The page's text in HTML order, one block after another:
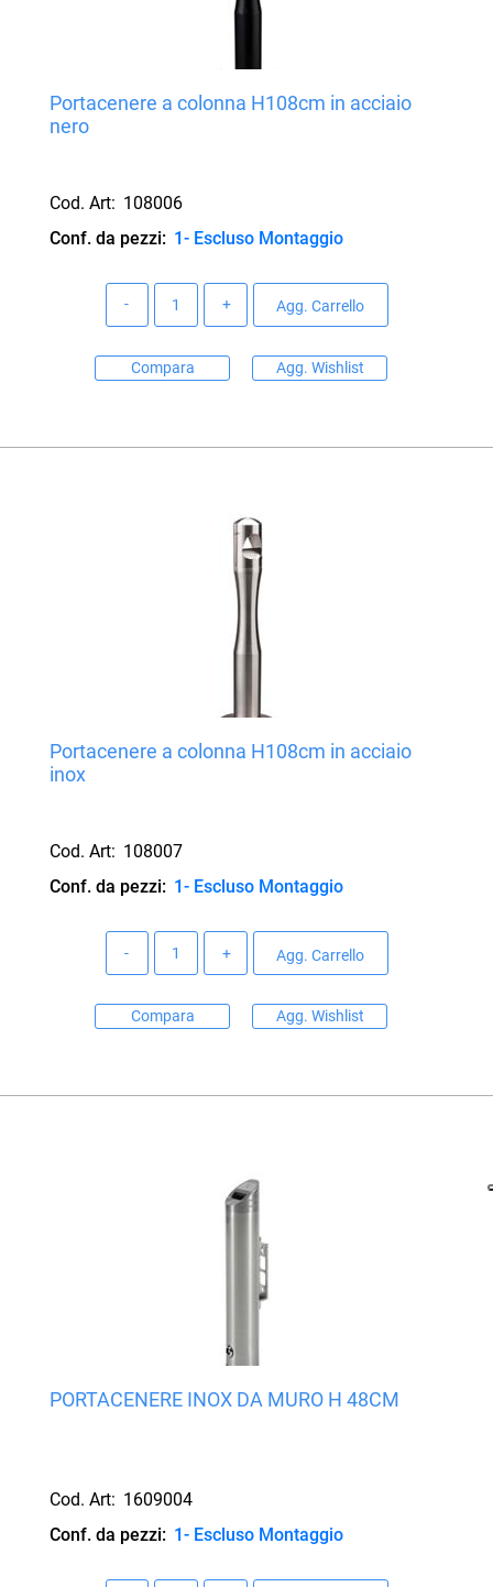
Portacenere a colonna H108cm in acciaio
nero
Cod. Art: 108006
Conf. da pezzi: 1- Escluso Montaggio
Agg. Carrello
Compara Agg. Wishlist
Portacenere a colonna H108cm in acciaio
inox
Cod. Art: 108007
Conf. da pezzi: 1- Escluso Montaggio
Agg. Carrello
Compara Agg. Wishlist
PORTACENERE INOX DA MURO H 48CM
Cod. Art: 1609004
Conf. da pezzi: 1- Escluso Montaggio